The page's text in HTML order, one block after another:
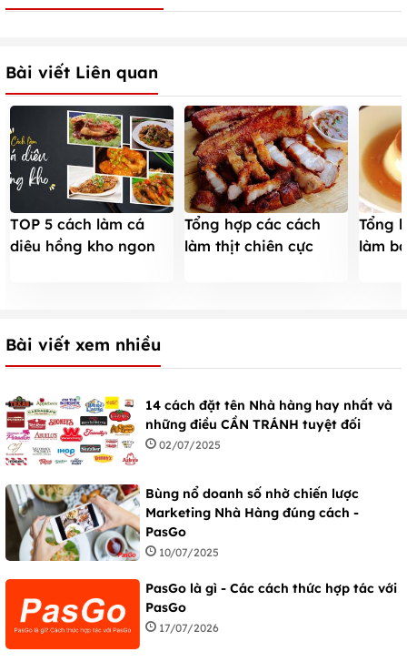
Bài viết Liên quan
TOP 5 cách làm cá
diêu hồng kho ngon
Tổng hợp các cách
làm thịt chiên cực
Tổng
làm
Bài viết xem nhiều
14 cách đặt tên Nhà hàng hay nhất và
những điều CẦN TRÁNH tuyệt đối
02/07/2025
Bùng nổ doanh số nhờ chiến lược
Marketing Nhà Hàng đúng cách -
PasGo
10/07/2025
PasGo là gì - Các cách thức hợp tác với
PasGo
17/07/2026